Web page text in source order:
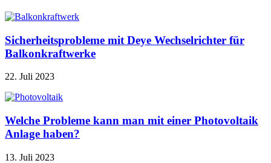
Sicherheitsprobleme mit Deye Wechselrichter für
Balkonkraftwerke
22. Juli 2023
Welche Probleme kann man mit einer Photovoltaik
Anlage haben?
13. Juli 2023